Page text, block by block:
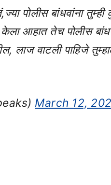
पोलीस बांधवांना
केला आहात तेच पोलीस
लाज वाटली पाहिजे
March 12,